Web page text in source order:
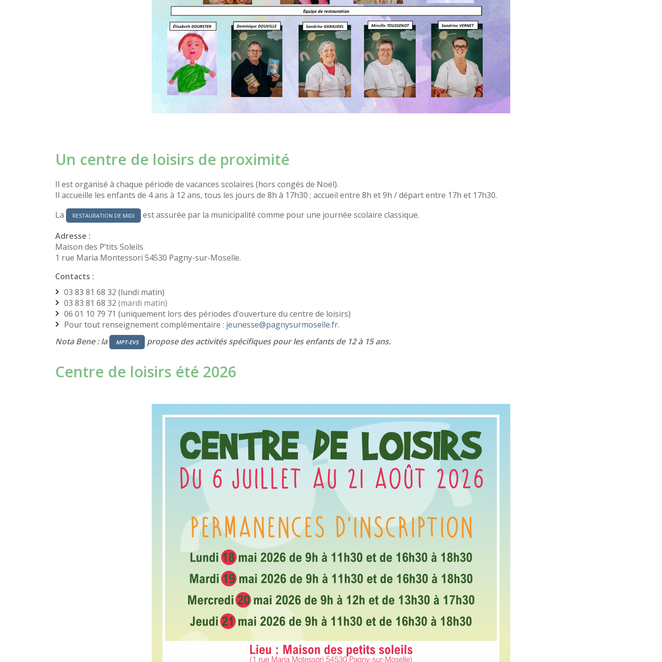
Un centre de loisirs de proximité
Il est organisé à chaque période de vacances scolaires (hors congés de Noël).
Il accueille les enfants de 4 ans à 12 ans, tous les jours de 8h à 17h30 ; accueil entre 8h et 9h / départ entre 17h et 17h30.
La
RESTAURATION DE MIDI
est assurée par la municipalité comme pour une journée scolaire classique.
Adresse :
Maison des P’tits Soleils
1 rue Maria Montessori 54530 Pagny-sur-Moselle.
Contacts :
03 83 81 68 32 (lundi matin)
03 83 81 68 32 (mardi matin)
06 01 10 79 71 (uniquement lors des périodes d’ouverture du centre de loisirs)
Pour tout renseignement complémentaire : jeunesse@pagnysurmoselle.fr.
Nota Bene : la
MPT-EVS propose des activités spécifiques pour les enfants de 12 à 15 ans.
Centre de loisirs été 2026